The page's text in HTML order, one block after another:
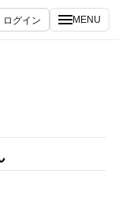
ログイン MENU